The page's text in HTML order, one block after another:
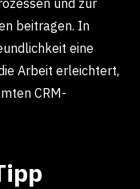
und zur
beitragen. In
eine
Arbeit erleichtert,
CRM-